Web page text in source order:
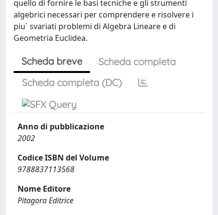
quello di fornire le basi tecniche e gli strumenti
algebrici necessari per comprendere e risolvere i
piu` svariati problemi di Algebra Lineare e di
Geometria Euclidea.
Scheda breve
Scheda completa
Scheda completa (DC)
Anno di pubblicazione
2002
Codice ISBN del Volume
9788837113568
Nome Editore
Pitagora Editrice